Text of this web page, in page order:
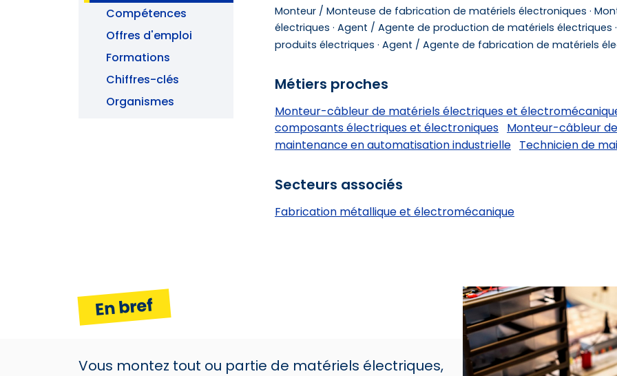
Compétences
Offres d'emploi
Formations
Chiffres-clés
Organismes
Monteur / Monteuse de fabrication de matériels électroniques ·
électriques · Agent / Agente de production de matériels électriques ·
produits électriques · Agent / Agente de fabrication de matériels
Métiers proches
Monteur-câbleur de matériels électriques et
composants électriques et électroniques Monteur-câbleur
maintenance en automatisation industrielle Technicien de
Secteurs associés
Fabrication métallique et électromécanique
En bref
Vous montez tout ou partie de matériels électriques,